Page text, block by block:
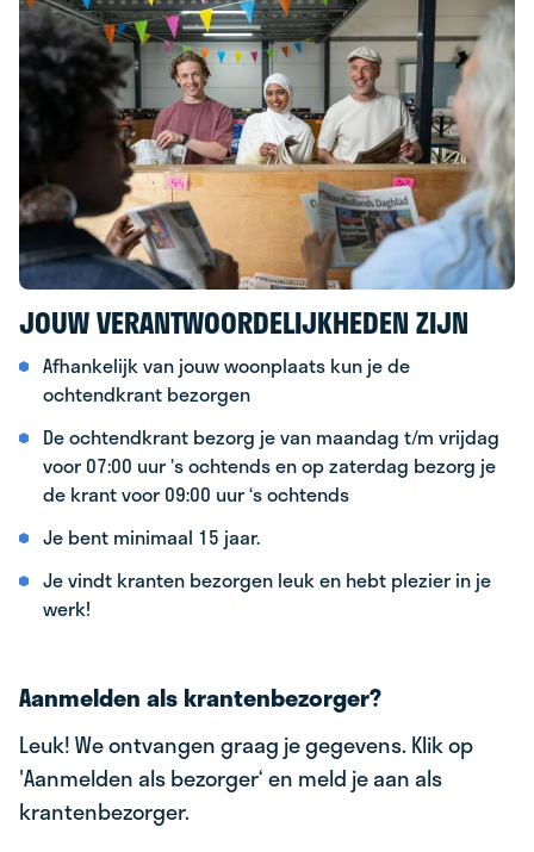
JOUW VERANTWOORDELIJKHEDEN ZIJN
Afhankelijk van jouw woonplaats kun je de
ochtendkrant bezorgen
De ochtendkrant bezorg je van maandag t/m vrijdag
voor 07:00 uur ’s ochtends en op zaterdag bezorg je
de krant voor 09:00 uur ‘s ochtends
Je bent minimaal 15 jaar.
Je vindt kranten bezorgen leuk en hebt plezier in je
werk!
Aanmelden als krantenbezorger?
Leuk! We ontvangen graag je gegevens. Klik op
'Aanmelden als bezorger‘ en meld je aan als
krantenbezorger.